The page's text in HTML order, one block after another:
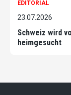
EDITORIAL
23.07.2026
Schweiz wird
heimgesucht